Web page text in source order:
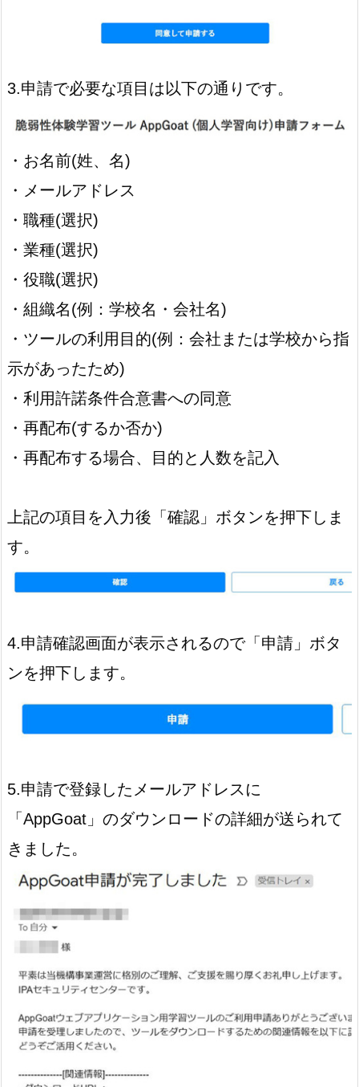
3.申請で必要な項目は以下の通りです。
・お名前(姓、名)
・メールアドレス
・職種(選択)
・業種(選択)
・役職(選択)
・組織名(例：学校名・会社名)
・ツールの利用目的(例：会社または学校から指
示があったため)
・利用許諾条件合意書への同意
・再配布(するか否か)
・再配布する場合、目的と人数を記入
上記の項目を入力後「確認」ボタンを押下しま
す。
4.申請確認画面が表示されるので「申請」ボタ
ンを押下します。
5.申請で登録したメールアドレスに
「AppGoat」のダウンロードの詳細が送られて
きました。